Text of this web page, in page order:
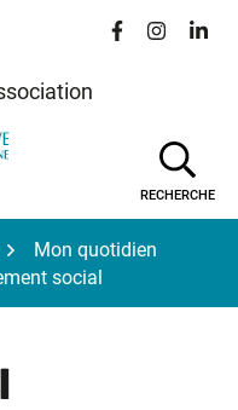
d'accessibilité
Lien vers le
Lien vers
Lien
RECHERCHE
Mon quotidien
social